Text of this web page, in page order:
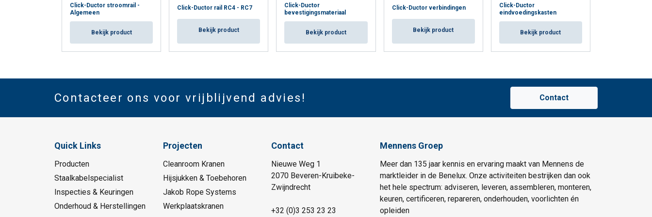
Click-Ductor stroomrail -
Algemeen
Bekijk product
Click-Ductor rail RC4 - RC7
Bekijk product
Click-Ductor
bevestigingsmateriaal
Bekijk product
Click-Ductor verbindingen
Bekijk product
Click-Ductor
eindvoedingskasten
Bekijk product
Contacteer ons voor vrijblijvend advies! Contact
Quick Links
Producten
Staalkabelspecialist
Inspecties & Keuringen
Onderhoud & Herstellingen
Projecten
Cleanroom Kranen
Hijsjukken & Toebehoren
Jakob Rope Systems
Werkplaatskranen
Contact
Nieuwe Weg 1
2070 Beveren-Kruibeke-
Zwijndrecht
+32 (0)3 253 23 23
Mennens Groep
Meer dan 135 jaar kennis en ervaring maakt van Mennens de
marktleider in de Benelux. Onze activiteiten bestrijken dan ook
het hele spectrum: adviseren, leveren, assembleren, monteren,
keuren, certificeren, repareren, onderhouden, voorlichten én
opleiden